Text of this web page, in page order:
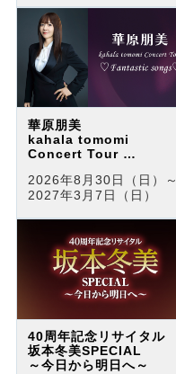
華原朋美
kahala tomomi
Concert Tour
2026年8月30日（日）～
2027年3月7日（日）
40周年記念リサイタル
坂本冬美SPECIAL
～今日から明日へ～